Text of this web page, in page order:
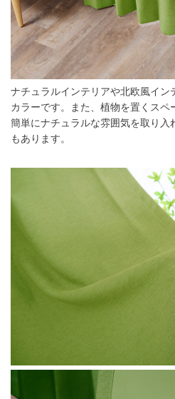
ナチュラルインテリアや北欧風イン
カラーです。また、植物を置くス
簡単にナチュラルな雰囲気を取り入
もあります。